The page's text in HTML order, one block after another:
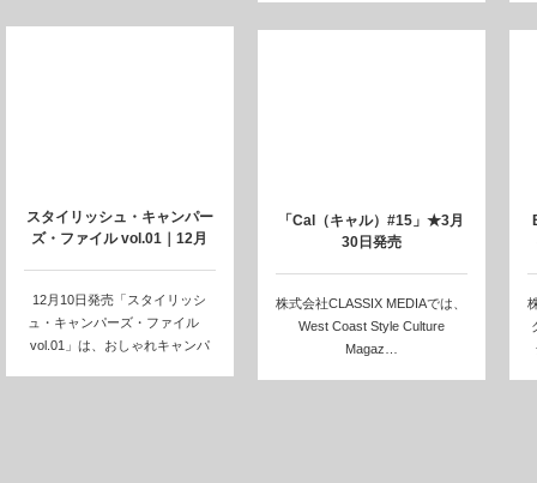
スタイリッシュ・キャンパー
ズ・ファイル vol.01｜12月
12月10日発売「スタイリッシ
ュ・キャンパーズ・ファイル
vol.01」は、おしゃれキャンパ
「Cal（キャル）#15」★3月
30日発売
株式会社CLASSIX MEDIAでは、
West Coast Style Culture
Magaz…